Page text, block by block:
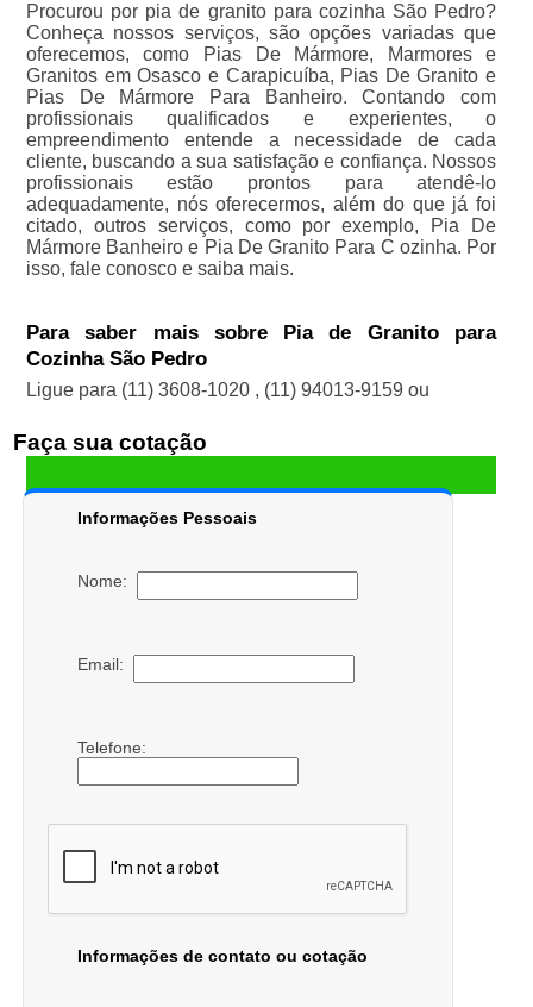
Procurou por pia de granito para cozinha São Pedro?
Conheça nossos serviços, são opções variadas que
oferecemos, como Pias De Mármore, Marmores e
Granitos em Osasco e Carapicuíba, Pias De Granito e
Pias De Mármore Para Banheiro. Contando com
profissionais qualificados e experientes, o
empreendimento entende a necessidade de cada
cliente, buscando a sua satisfação e confiança. Nossos
profissionais estão prontos para atendê-lo
adequadamente, nós oferecermos, além do que já foi
citado, outros serviços, como por exemplo, Pia De
Mármore Banheiro e Pia De Granito Para C ozinha. Por
isso, fale conosco e saiba mais.
Para saber mais sobre Pia de Granito para
Cozinha São Pedro
Ligue para (11) 3608-1020 , (11) 94013-9159 ou
Faça sua cotação
Informações Pessoais
Nome:
Email:
Telefone:
Informações de contato ou cotação